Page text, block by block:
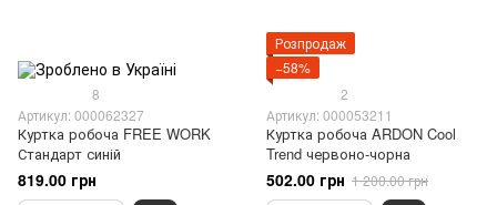
8
Артикул: 000062327
Куртка робоча FREE WORK
Стандарт синій
819.00 грн
Розпродаж
−58%
2
Артикул: 000053211
Куртка робоча ARDON Cool
Trend червоно-чорна
502.00 грн 1 200.00 грн